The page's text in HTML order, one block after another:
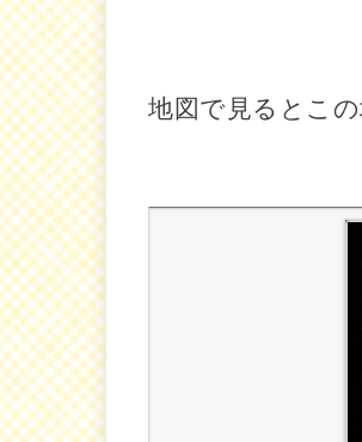
地図で見るとこの